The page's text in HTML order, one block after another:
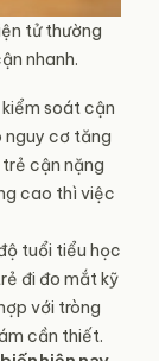
tử thường
nhanh.
soát cận
nguy cơ tăng
trẻ cận nặng
cao thì việc
tuổi tiểu học
đi đo mắt kỹ
với tròng
cần thiết.